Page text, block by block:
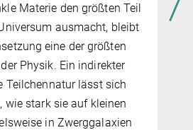
Materie den größten Teil
ausmacht, bleibt
eine der größten
Physik. Ein indirekter
Teilchennatur lässt sich
wie stark sie auf kleinen
in Zwerggalaxien